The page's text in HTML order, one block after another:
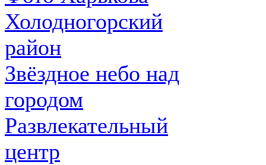
Холодногорский
район
Звёздное небо над
городом
Развлекательный
центр